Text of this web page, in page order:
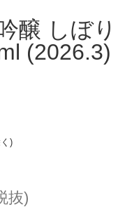
醸 しぼり
(2026.3)
)
抜)